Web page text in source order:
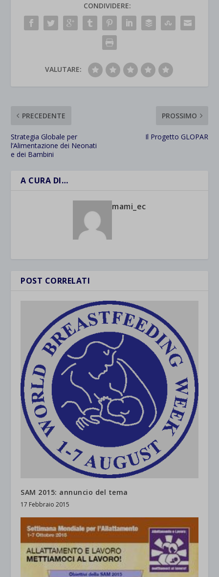
CONDIVIDERE:
VALUTARE:
PRECEDENTE
Strategia Globale per
l’Alimentazione dei Neonati
e dei Bambini
PROSSIMO
Il Progetto GLOPAR
A CURA DI…
mami_ec
POST CORRELATI
SAM 2015: annuncio del tema
17 Febbraio 2015